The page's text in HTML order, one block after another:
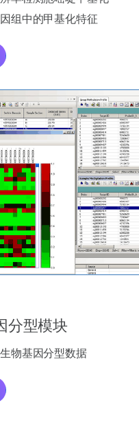
组中的甲基化特征
分型模块
物基因分型数据